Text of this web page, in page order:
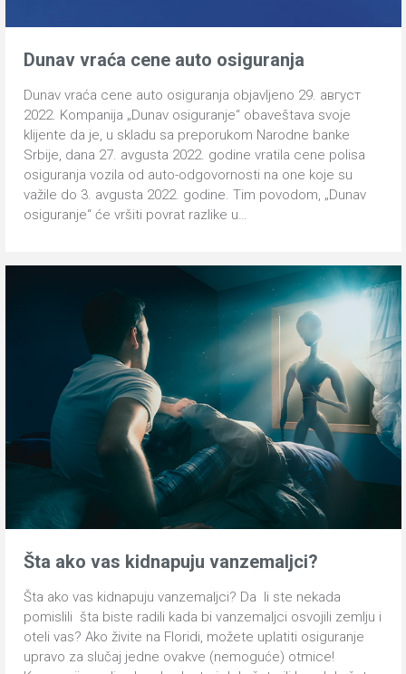
Dunav vraća cene auto osiguranja
Dunav vraća cene auto osiguranja objavljeno 29. август
2022. Kompanija „Dunav osiguranje“ obaveštava svoje
klijente da je, u skladu sa preporukom Narodne banke
Srbije, dana 27. avgusta 2022. godine vratila cene polisa
osiguranja vozila od auto-odgovornosti na one koje su
važile do 3. avgusta 2022. godine. Tim povodom, „Dunav
osiguranje“ će vršiti povrat razlike u…
Šta ako vas kidnapuju vanzemaljci?
Šta ako vas kidnapuju vanzemaljci? Da li ste nekada
pomislili šta biste radili kada bi vanzemaljci osvojili zemlju i
oteli vas? Ako živite na Floridi, možete uplatiti osiguranje
upravo za slučaj jedne ovakve (nemoguće) otmice!